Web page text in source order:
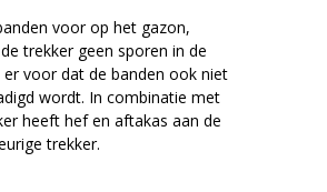
voor op het gazon,
trekker geen sporen in de
voor dat de banden ook niet
wordt. In combinatie met
heeft hef en aftakas aan de
trekker.